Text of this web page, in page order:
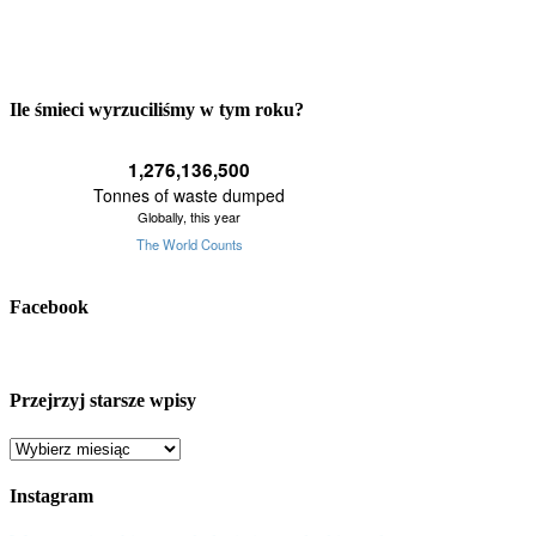
Ile śmieci wyrzuciliśmy w tym roku?
Facebook
Przejrzyj starsze wpisy
Przejrzyj
wpisy
Instagram